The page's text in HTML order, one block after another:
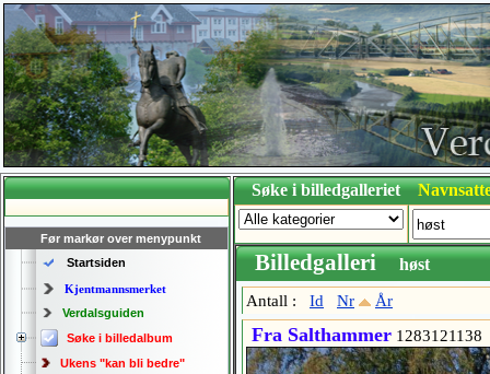
Før markør over menypunkt
Startsiden
Kjentmannsmerket
Verdalsguiden
Søke i billedalbum
Ukens "kan bli bedre"
Søke i billedgalleriet
Billedgalleri
høst
Antall : Id Nr År
Fra Salthammer 1283121138